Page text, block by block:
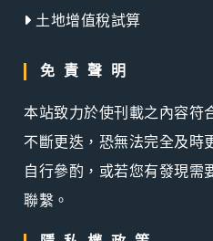
土地增值稅試算
免責聲明
本站致力於使刊載之內容符
不斷更迭，恐無法完全及時
自行參酌，或若您有發現需
聯繫。